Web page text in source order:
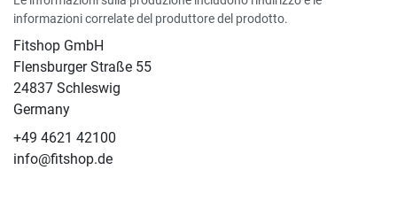
informazioni correlate del produttore del prodotto.
Fitshop GmbH
Flensburger Straße 55
24837 Schleswig
Germany
+49 4621 42100
info@fitshop.de